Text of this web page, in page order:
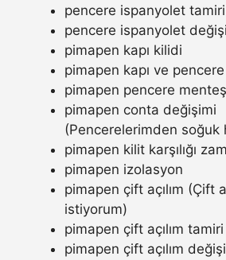
pencere ispanyolet tamiri
pencere ispanyolet
pimapen kapı kilidi
pimapen kapı ve
pimapen pencere
pimapen conta değişimi
(Pencerelerimden soğuk
pimapen kilit karşılığı
pimapen izolasyon
pimapen çift açılım (Çift
istiyorum)
pimapen çift açılım tamiri
pimapen çift açılım